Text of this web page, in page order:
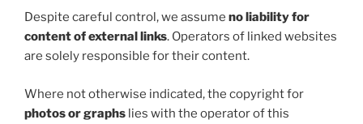
Despite careful control, we assume no liability for
content of external links. Operators of linked websites
are solely responsible for their content.
Where not otherwise indicated, the copyright for
photos or graphs lies with the operator of this